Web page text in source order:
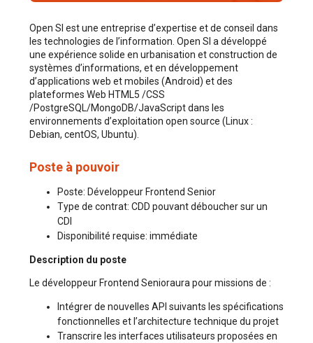
Open SI est une entreprise d’expertise et de conseil dans
les technologies de l’information. Open SI a développé
une expérience solide en urbanisation et construction de
systèmes d’informations, et en développement
d’applications web et mobiles (Android) et des
plateformes Web HTML5 /CSS
/PostgreSQL/MongoDB/JavaScript dans les
environnements d’exploitation open source (Linux :
Debian, centOS, Ubuntu).
Poste à pouvoir
Poste: Développeur Frontend Senior
Type de contrat: CDD pouvant déboucher sur un
CDI
Disponibilité requise: immédiate
Description du poste
Le développeur Frontend Senioraura pour missions de :
Intégrer de nouvelles API suivants les spécifications
fonctionnelles et l’architecture technique du projet
Transcrire les interfaces utilisateurs proposées en